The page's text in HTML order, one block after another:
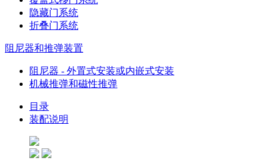
隐藏门系统
折叠门系统
阻尼器和推弹装置
阻尼器 - 外置式安装或内嵌式安装
机械推弹和磁性推弹
目录
装配说明